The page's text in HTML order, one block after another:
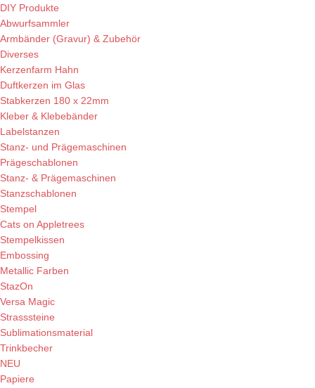
DIY Produkte
Abwurfsammler
Armbänder (Gravur) & Zubehör
Diverses
Kerzenfarm Hahn
Duftkerzen im Glas
Stabkerzen 180 x 22mm
Kleber & Klebebänder
Labelstanzen
Stanz- und Prägemaschinen
Prägeschablonen
Stanz- & Prägemaschinen
Stanzschablonen
Stempel
Cats on Appletrees
Stempelkissen
Embossing
Metallic Farben
StazOn
Versa Magic
Strasssteine
Sublimationsmaterial
Trinkbecher
NEU
Papiere